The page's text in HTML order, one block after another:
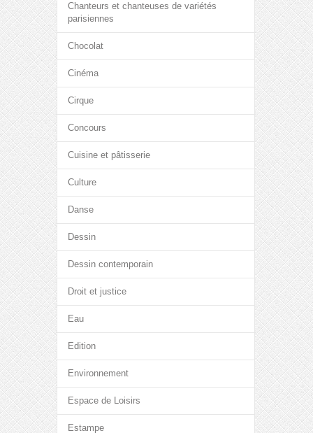
Chanteurs et chanteuses de variétés
parisiennes
Chocolat
Cinéma
Cirque
Concours
Cuisine et pâtisserie
Culture
Danse
Dessin
Dessin contemporain
Droit et justice
Eau
Edition
Environnement
Espace de Loisirs
Estampe